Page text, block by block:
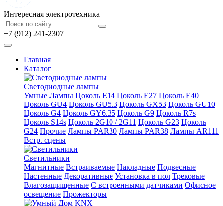
Интересная электротехника
+7 (912) 241-2307
Главная
Каталог
Светодиодные лампы
Умные Лампы Цоколь E14 Цоколь E27 Цоколь E40
Цоколь GU4 Цоколь GU5.3 Цоколь GX53 Цоколь GU10
Цоколь G4 Цоколь GY6.35 Цоколь G9 Цоколь R7s
Цоколь S14s Цоколь 2G10 / 2G11 Цоколь G23 Цоколь
G24 Прочие Лампы PAR30 Лампы PAR38 Лампы AR111
Встр. сцены
Светильники
Магнитные Встраиваемые Накладные Подвесные
Настенные Декоративные Установка в пол Трековые
Влагозащищенные С встроенными датчиками Офисное
освещение Прожекторы